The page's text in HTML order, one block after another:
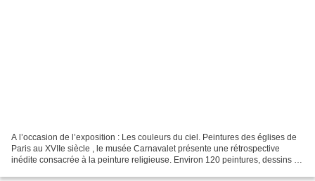
A l’occasion de l’exposition : Les couleurs du ciel. Peintures des églises de
Paris au XVIIe siècle , le musée Carnavalet présente une rétrospective
inédite consacrée à la peinture religieuse. Environ 120 peintures, dessins et